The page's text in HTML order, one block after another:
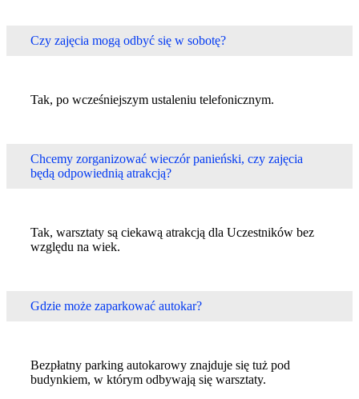
Czy zajęcia mogą odbyć się w sobotę?
Tak, po wcześniejszym ustaleniu telefonicznym.
Chcemy zorganizować wieczór panieński, czy zajęcia
będą odpowiednią atrakcją?
Tak, warsztaty są ciekawą atrakcją dla Uczestników bez
względu na wiek.
Gdzie może zaparkować autokar?
Bezpłatny parking autokarowy znajduje się tuż pod
budynkiem, w którym odbywają się warsztaty.